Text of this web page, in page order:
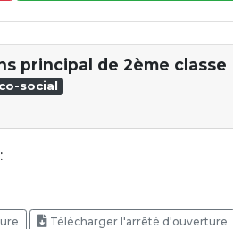
principal de 2ème classe
social
Télécharger l'arrêté d'ouverture